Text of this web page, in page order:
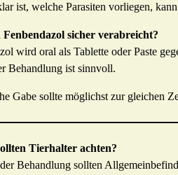
ist, welche Parasiten vorliegen,
sicher verabreicht?
wird oral als Tablette oder Paste
Behandlung ist sinnvoll.
Gabe sollte möglichst zur gleichen
Tierhalter achten?
Behandlung sollten